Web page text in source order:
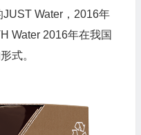
Water，2016年
Water 2016年在我国
式。